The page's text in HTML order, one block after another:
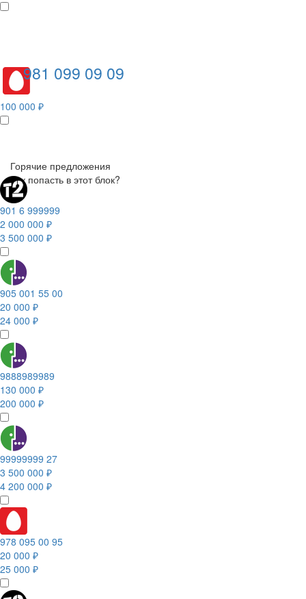
981 099 09 09
100 000 ₽
Горячие предложения
Как попасть в этот блок?
901 6 999999
2 000 000 ₽
3 500 000 ₽
905 001 55 00
20 000 ₽
24 000 ₽
9888989989
130 000 ₽
200 000 ₽
99999999 27
3 500 000 ₽
4 200 000 ₽
978 095 00 95
20 000 ₽
25 000 ₽